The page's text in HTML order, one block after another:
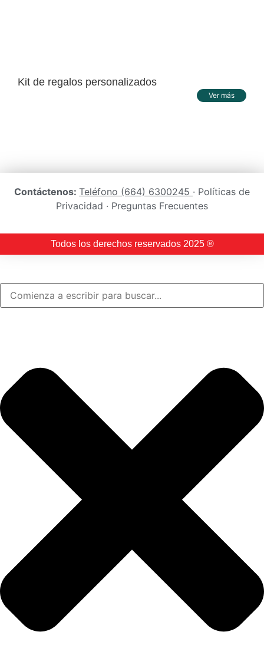
Kit de regalos personalizados
Ver más
Contáctenos: Teléfono (664) 6300245 · Políticas de
Privacidad · Preguntas Frecuentes
Todos los derechos reservados 2025 ®